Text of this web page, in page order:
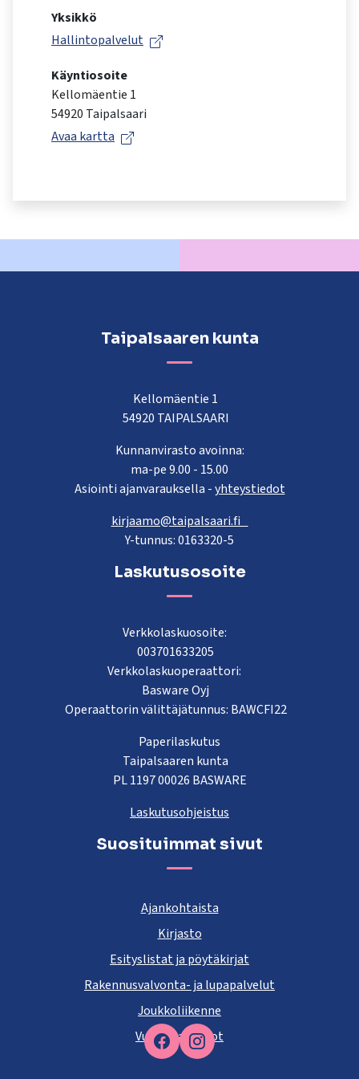
pyyhkäisyliikkeitä.
Yksikkö
Hallintopalvelut
Käyntiosoite
Kellomäentie 1
54920 Taipalsaari
Avaa kartta
Facebook
Taipalsaaren kunta
Kellomäentie 1
54920 TAIPALSAARI
Kunnanvirasto avoinna:
ma-pe 9.00 - 15.00
Asiointi ajanvarauksella -yhteystiedot
kirjaamo@taipalsaari.fi
Y-tunnus: 0163320-5
Laskutusosoite
Verkkolaskuosoite:
003701633205
Verkkolaskuoperaattori:
Basware Oyj
Operaattorin välittäjätunnus: BAWCFI22
Paperilaskutus
Taipalsaaren kunta
PL 1197 00026 BASWARE
Laskutusohjeistus
Suosituimmat sivut
Ajankohtaista
Kirjasto
Esityslistat ja pöytäkirjat
Rakennusvalvonta- ja lupapalvelut
Joukkoliikenne
Vuokra-asunnot